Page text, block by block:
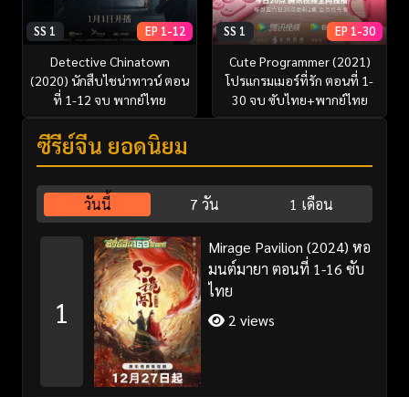
SS 1 EP 1-12
Detective Chinatown
(2020) นักสืบไชน่าทาวน์ ตอน
ที่ 1-12 จบ พากย์ไทย
SS 1 EP 1-30
Cute Programmer (2021)
โปรแกรมเมอร์ที่รัก ตอนที่ 1-
30 จบ ซับไทย+พากย์ไทย
ซีรี่ย์จีน ยอดนิยม
วันนี้ 7 วัน 1 เดือน
1
Mirage Pavilion (2024) หอ
มนต์มายา ตอนที่ 1-16 ซับ
ไทย
2 views